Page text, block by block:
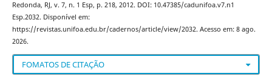
Redonda, RJ, v. 7, n. 1 Esp, p. 218, 2012. DOI: 10.47385/cadunifoa.v7.n1
Esp.2032. Disponível em:
https://revistas.unifoa.edu.br/cadernos/article/view/2032. Acesso em: 8 ago.
2026.
FOMATOS DE CITAÇÃO